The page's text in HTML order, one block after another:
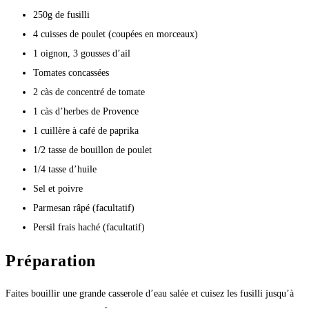
250g de fusilli
4 cuisses de poulet (coupées en morceaux)
1 oignon, 3 gousses d’ail
Tomates concassées
2 càs de concentré de tomate
1 càs d’herbes de Provence
1 cuillère à café de paprika
1/2 tasse de bouillon de poulet
1/4 tasse d’huile
Sel et poivre
Parmesan râpé (facultatif)
Persil frais haché (facultatif)
Préparation
Faites bouillir une grande casserole d’eau salée et cuisez les fusilli jusqu’à